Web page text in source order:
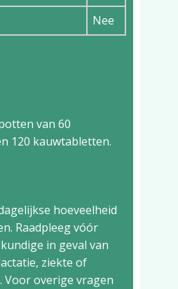
Nee
van 60
120 kauwtabletten.
hoeveelheid
Raadpleeg vóór
in geval van
ziekte of
Voor overige vragen